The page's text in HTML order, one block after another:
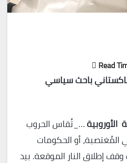
Read
باحث سياسي
الأوروبية…_تُقاس الحروب
المُغتصبة، أو الحكومات
وقف إطلاق النار الموقعة. بيد